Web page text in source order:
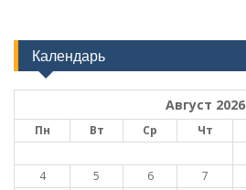
Календарь
Август 2026
Пн Вт Ср Чт
4
5 6 7